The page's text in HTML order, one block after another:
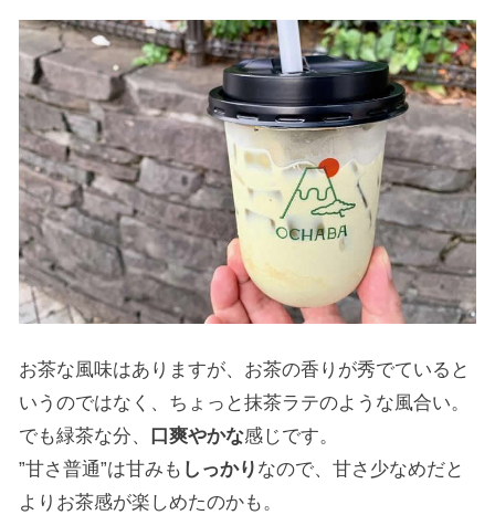
お茶な風味はありますが、お茶の香りが秀でていると
いうのではなく、ちょっと抹茶ラテのような風合い。
でも緑茶な分、 口爽やかな感じです。
”甘さ普通”は甘みも しっかり なので、甘さ少なめだと
よりお茶感が楽しめたのかも。